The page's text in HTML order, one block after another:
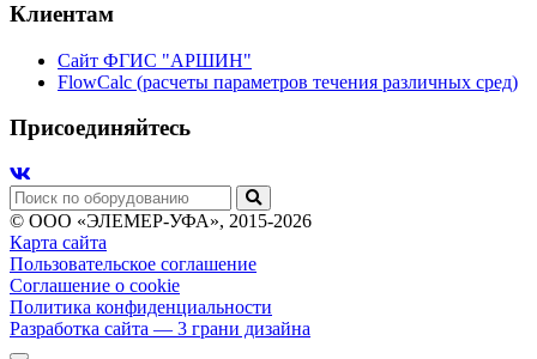
Клиентам
Сайт ФГИС "АРШИН"
FlowCalc (расчеты параметров течения различных сред)
Присоединяйтесь
© ООО «ЭЛЕМЕР-УФА», 2015-2026
Карта сайта
Пользовательское соглашение
Соглашение о cookie
Политика конфиденциальности
Разработка сайта — 3 грани дизайна